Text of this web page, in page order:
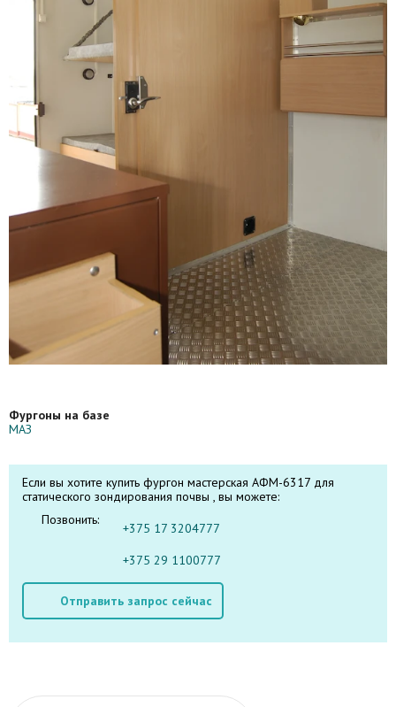
Фургоны на базе
МАЗ
Если вы хотите купить фургон мастерская АФМ-6317 для
статического зондирования почвы , вы можете:
Позвонить:
+375 17 3204777
+375 29 1100777
Отправить запрос сейчас